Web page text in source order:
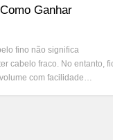
Ganhar
fino não significa
cabelo fraco. No entanto,
com facilidade…